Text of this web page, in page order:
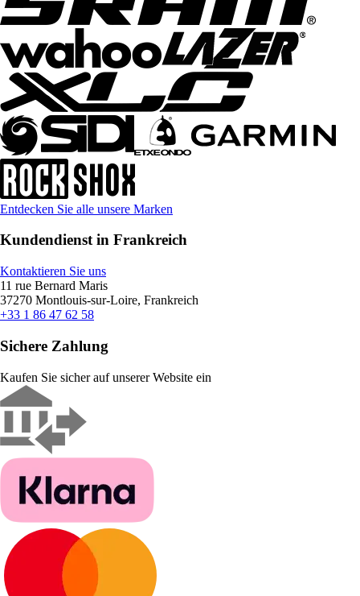
Entdecken Sie alle unsere Marken
Kundendienst in Frankreich
Kontaktieren Sie uns
11 rue Bernard Maris
37270 Montlouis-sur-Loire, Frankreich
+33 1 86 47 62 58
Sichere Zahlung
Kaufen Sie sicher auf unserer Website ein